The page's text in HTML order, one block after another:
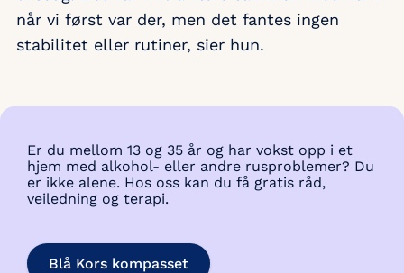
når vi først var der, men det fantes ingen
stabilitet eller rutiner, sier hun.
Er du mellom 13 og 35 år og har vokst opp i et
hjem med alkohol- eller andre rusproblemer? Du
er ikke alene. Hos oss kan du få gratis råd,
veiledning og terapi.
Blå Kors kompasset